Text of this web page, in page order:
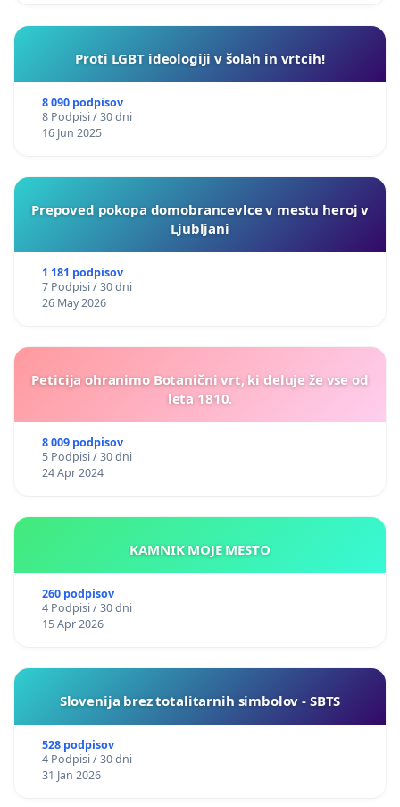
Proti LGBT ideologiji v šolah in vrtcih!
8 090 podpisov
8 Podpisi / 30 dni
16 Jun 2025
Prepoved pokopa domobrancevlce v mestu heroj v
Ljubljani
1 181 podpisov
7 Podpisi / 30 dni
26 May 2026
Peticija ohranimo Botanični vrt, ki deluje že vse od
leta 1810.
8 009 podpisov
5 Podpisi / 30 dni
24 Apr 2024
KAMNIK MOJE MESTO
260 podpisov
4 Podpisi / 30 dni
15 Apr 2026
Slovenija brez totalitarnih simbolov - SBTS
528 podpisov
4 Podpisi / 30 dni
31 Jan 2026